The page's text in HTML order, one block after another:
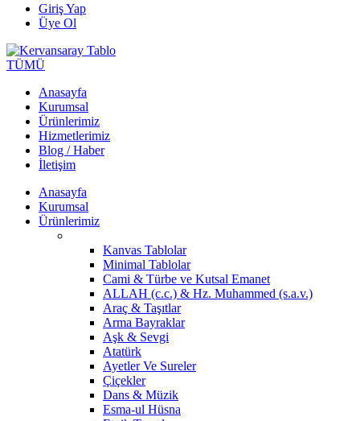
Giriş Yap
Üye Ol
TÜMÜ
Anasayfa
Kurumsal
Ürünlerimiz
Hizmetlerimiz
Blog / Haber
İletişim
Anasayfa
Kurumsal
Ürünlerimiz
Kanvas Tablolar
Minimal Tablolar
Cami & Türbe ve Kutsal Emanet
ALLAH (c.c.) & Hz. Muhammed (s.a.v.)
Araç & Taşıtlar
Arma Bayraklar
Aşk & Sevgi
Atatürk
Ayetler Ve Sureler
Çiçekler
Dans & Müzik
Esma-ul Hüsna